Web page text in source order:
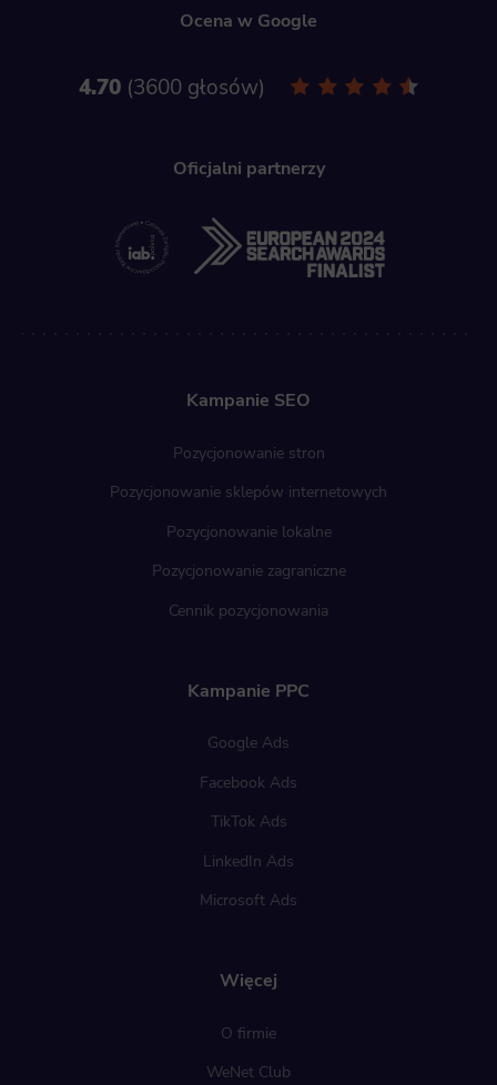
Ocena w Google
4.70 3600 głosów
Oficjalni partnerzy
Kampanie SEO
Pozycjonowanie stron
Pozycjonowanie sklepów internetowych
Pozycjonowanie lokalne
Pozycjonowanie zagraniczne
Cennik pozycjonowania
Więcej
O firmie
WeNet Club
Kampanie PPC
Google Ads
Facebook Ads
TikTok Ads
LinkedIn Ads
Microsoft Ads